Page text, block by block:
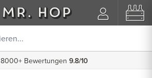
8000+ Bewertungen 9.8/10